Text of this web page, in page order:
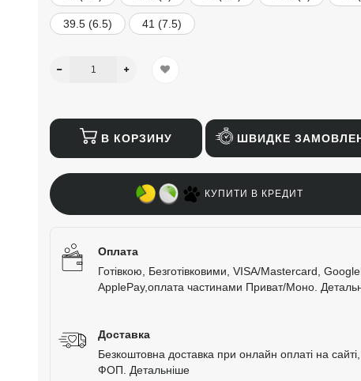
39.5 (6.5) 41 (7.5)
В КОРЗИНУ ШВИДКЕ
КУПИТИ В КРЕДИТ
Оплата
Готівкою, Безготівковими, VISA/Mastercard,
ApplePay,оплата частинами Приват/Моно.
Доставка
Безкоштовна доставка при онлайн оплаті на
ФОП. Детальніше